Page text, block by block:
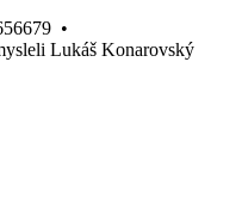
•
Lukáš Konarovský